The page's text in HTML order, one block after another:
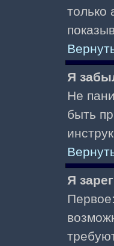
только
Я
Не
быть
Я